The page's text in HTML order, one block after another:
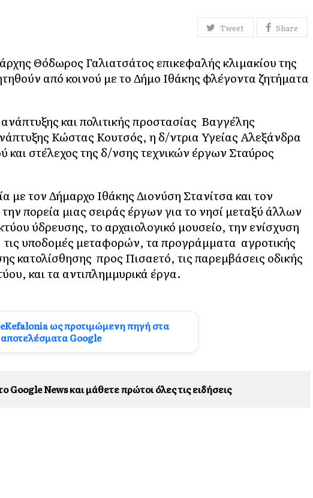
Tweet Share
Θόδωρος Γαλιατσάτος επικεφαλής κλιμακίου της
από κοινού με το Δήμο Ιθάκης φλέγοντα ζητήματα
και πολιτικής προστασίας Βαγγέλης
Κώστας Κουτσός, η δ/ντρια Υγείας Αλεξάνδρα
και στέλεχος της δ/νσης τεχνικών έργων Σταύρος
με τον Δήμαρχο Ιθάκης Διονύση Στανίτσα και τον
πορεία μιας σειράς έργων για το νησί μεταξύ άλλων
ύδρευσης, το αρχαιολογικό μουσείο, την ενίσχυση
υποδομές μεταφορών, τα προγράμματα αγροτικής
κατολίσθησης προς Πισαετό, τις παρεμβάσεις οδικής
και τα αντιπλημμυρικά έργα.
ως προτιμώμενη πηγή στα
αποτελέσματα Google
Google News και μάθετε πρώτοι όλες τις ειδήσεις